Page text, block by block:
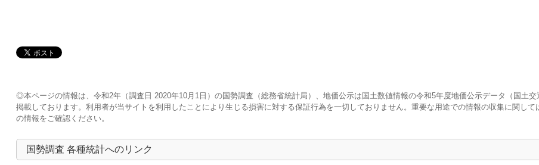
◎本ページの情報は、令和2年（調査日 2020年10月1日）の国勢調査（総務省統計局）、地価公示は国土数値情報の令和5年度地価公示データ（国土交
掲載しております。利用者が当サイトを利用したことにより生じる損害に対する保証行為を一切しておりません。重要な用途での情報の収集に関して
の情報をご確認ください。
国勢調査 各種統計へのリンク